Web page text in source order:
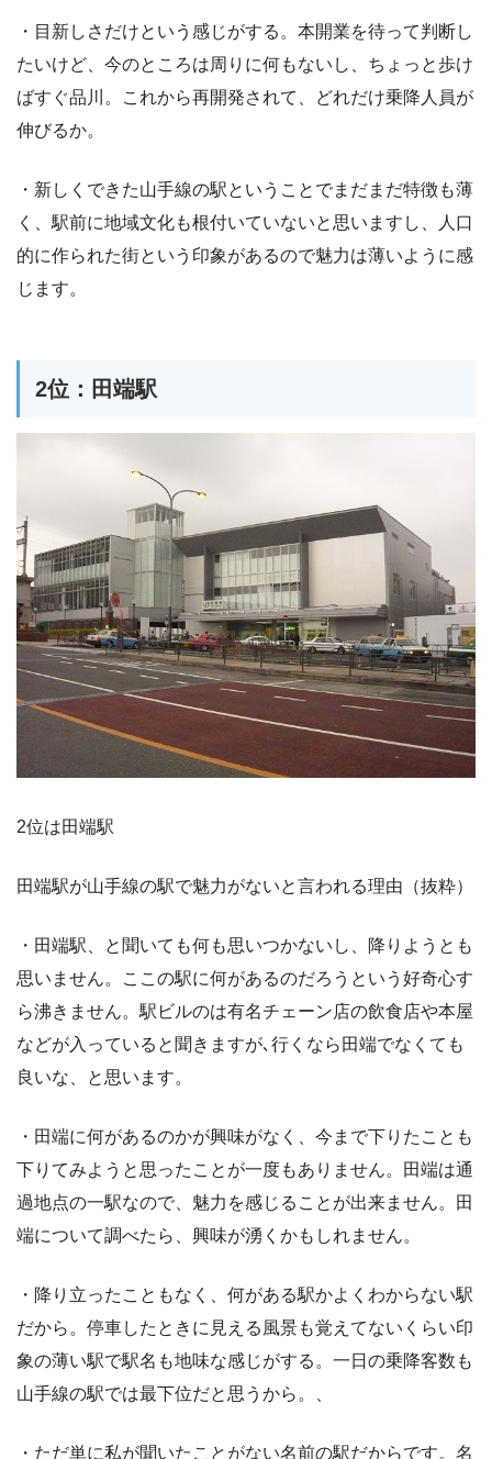
・目新しさだけという感じがする。本開業を待って判断し
たいけど、今のところは周りに何もないし、ちょっと歩け
ばすぐ品川。これから再開発されて、どれだけ乗降人員が
伸びるか。
・新しくできた山手線の駅ということでまだまだ特徴も薄
く、駅前に地域文化も根付いていないと思いますし、人口
的に作られた街という印象があるので魅力は薄いように感
じます。
2位：田端駅
2位は田端駅
田端駅が山手線の駅で魅力がないと言われる理由（抜粋）
・田端駅、と聞いても何も思いつかないし、降りようとも
思いません。ここの駅に何があるのだろうという好奇心す
ら沸きません。駅ビルのは有名チェーン店の飲食店や本屋
などが入っていると聞きますが､行くなら田端でなくても
良いな、と思います。
・田端に何があるのかが興味がなく、今まで下りたことも
下りてみようと思ったことが一度もありません。田端は通
過地点の一駅なので、魅力を感じることが出来ません。田
端について調べたら、興味が湧くかもしれません。
・降り立ったこともなく、何がある駅かよくわからない駅
だから。停車したときに見える風景も覚えてないくらい印
象の薄い駅で駅名も地味な感じがする。一日の乗降客数も
山手線の駅では最下位だと思うから。、
・ただ単に私が聞いたことがない名前の駅だからです。名